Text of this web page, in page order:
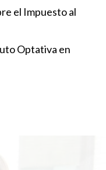
el Impuesto al
Optativa en